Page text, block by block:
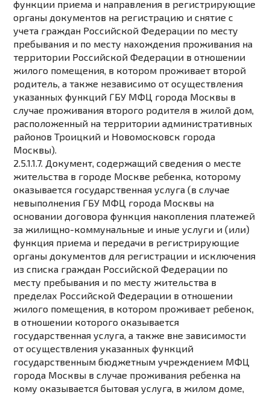
функции приема и направления в регистрирующие
органы документов на регистрацию и снятие с
учета граждан Российской Федерации по месту
пребывания и по месту нахождения проживания на
территории Российской Федерации в отношении
жилого помещения, в котором проживает второй
родитель, а также независимо от осуществления
указанных функций ГБУ МФЦ города Москвы в
случае проживания второго родителя в жилой дом,
расположенный на территории административных
районов Троицкий и Новомосковск города
Москвы).
2.5.1.1.7. Документ, содержащий сведения о месте
жительства в городе Москве ребенка, которому
оказывается государственная услуга (в случае
невыполнения ГБУ МФЦ города Москвы на
основании договора функция накопления платежей
за жилищно-коммунальные и иные услуги и (или)
функция приема и передачи в регистрирующие
органы документов для регистрации и исключения
из списка граждан Российской Федерации по
месту пребывания и по месту жительства в
пределах Российской Федерации в отношении
жилого помещения, в котором проживает ребенок,
в отношении которого оказывается
государственная услуга, а также вне зависимости
от осуществления указанных функций
государственным бюджетным учреждением МФЦ
города Москвы в случае проживания ребенка на
кому оказывается бытовая услуга, в жилом доме,